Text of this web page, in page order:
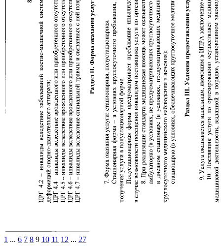
1 ... 6 7 8 9 10 11 12 ... 27